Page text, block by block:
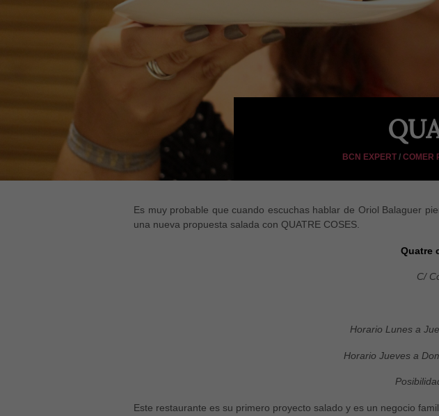
BCN EXPERT/ COMER
Es muy probable que cuando escuchas hablar de Oriol Balaguer
una nueva propuesta salada con QUATRE COSES.
Quatre
C/
Horario Lunes a
Horario Jueves a
Este restaurante es su primero proyecto salado y es un negocio